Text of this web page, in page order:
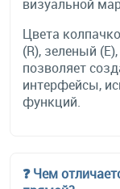
визуальной
Цвета
(R), зеленый
позволяет
интерфейсы,
функций.
❓ Чем